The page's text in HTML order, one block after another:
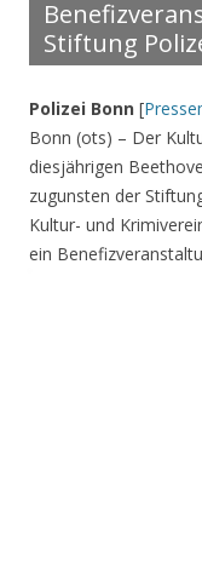
Stiftung
Polizei Bonn [
Bonn (ots) – Der
diesjährigen
zugunsten der
Kultur- und
ein